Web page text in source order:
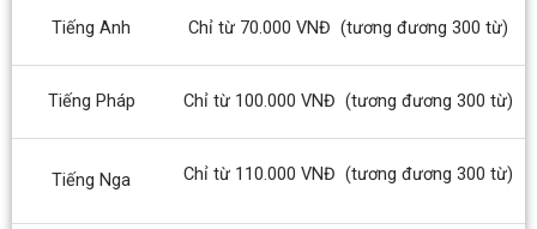
Tiếng Anh Chỉ từ 70.000 VNĐ (tương đương 300 từ)
Tiếng Pháp Chỉ từ 100.000 VNĐ (tương đương 300 từ)
Tiếng Nga Chỉ từ 110.000 VNĐ (tương đương 300 từ)